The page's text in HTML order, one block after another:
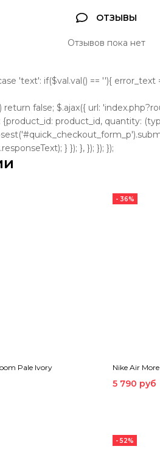
ОТЗЫВЫ
Отзывов пока нет
'text': if($val.val() == ''){
false; $.ajax({ url:
product_id, quantity:
} }); }, }); }); });
Pale Ivory
- 36%
Nike Air
5 790 руб
- 52%